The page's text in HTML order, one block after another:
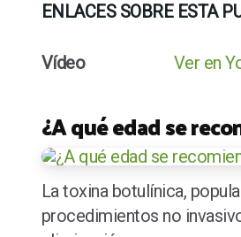
ENLACES SOBRE ESTA
Vídeo Ver en
¿A qué edad se
La toxina botulínica,
procedimientos no